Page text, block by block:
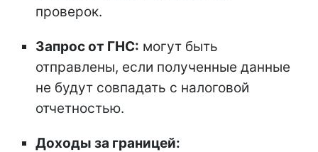
проверок.
Запрос от ГНС: могут быть
отправлены, если полученные данные
не будут совпадать с налоговой
отчетностью.
Доходы за границей: